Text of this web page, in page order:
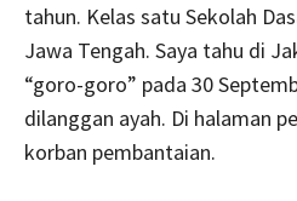
tahun. Kelas satu Sekolah
Jawa Tengah. Saya tahu di
“goro-goro” pada 30
dilanggan ayah. Di halaman
korban pembantaian.